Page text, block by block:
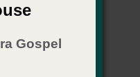
Gospel